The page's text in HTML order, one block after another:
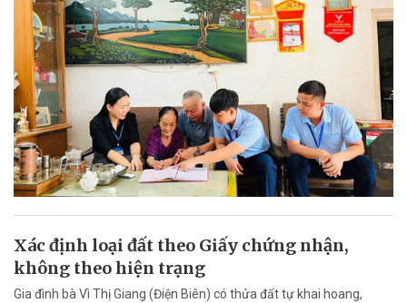
Xác định loại đất theo Giấy chứng nhận,
không theo hiện trạng
Gia đình bà Vì Thị Giang (Điện Biên) có thửa đất tự khai hoang,